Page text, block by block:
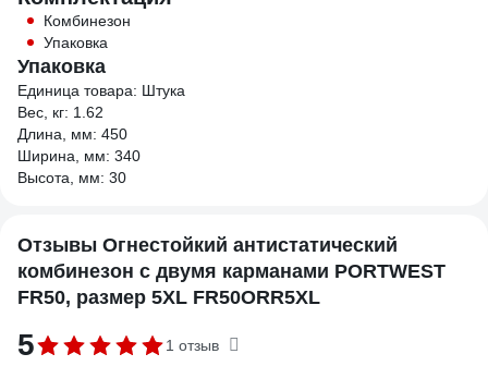
Комбинезон
Упаковка
Упаковка
Единица товара: Штука
Вес, кг: 1.62
Длина, мм: 450
Ширина, мм: 340
Высота, мм: 30
Отзывы Огнестойкий антистатический
комбинезон с двумя карманами PORTWEST
FR50, размер 5XL FR50ORR5XL
5 1 отзыв